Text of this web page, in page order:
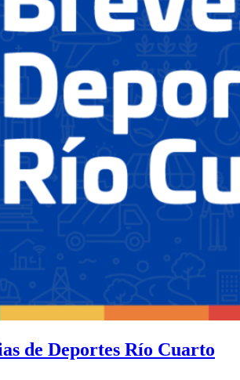
de Deportes Río Cuarto